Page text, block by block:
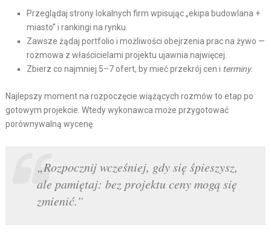
Przeglądaj strony lokalnych firm wpisując „ekipa budowlana +
miasto” i rankingi na rynku.
Zawsze żądaj portfolio i możliwości obejrzenia prac na żywo —
rozmowa z właścicielami projektu ujawnia najwięcej.
Zbierz co najmniej 5–7 ofert, by mieć przekrój cen i terminy.
Najlepszy moment na rozpoczęcie wiążących rozmów to etap po
gotowym projekcie. Wtedy wykonawca może przygotować
porównywalną wycenę.
„Rozpocznij wcześniej, gdy się śpieszysz,
ale pamiętaj: bez projektu ceny mogą się
zmienić.”